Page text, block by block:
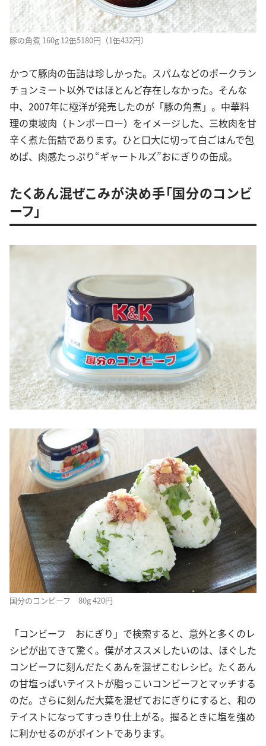
豚の角煮 160g 12缶5180円（1缶432円）
かつて豚肉の缶詰は珍しかった。スパムなどのポークラン
チョンミート以外ではほとんど存在しなかった。そんな
中、2007年に極洋が発売したのが「豚の角煮」。中華料
理の東坡肉（トンポーロー）をイメージした、三枚肉を甘
辛く煮た缶詰であります。ひと口大に切って白ごはんで包
めば、肉感たっぷり“ギャートルズ”おにぎりの缶成。
たくあん混ぜこみが決め手「国分のコンビ
ーフ」
国分のコンビーフ 80g 420円
「コンビーフ おにぎり」で検索すると、意外と多くのレ
シピが出てきて驚く。僕がオススメしたいのは、ほぐした
コンビーフに刻んだたくあんを混ぜこむレシピ。たくあん
の甘塩っぱいテイストが脂っこいコンビーフとマッチする
のだ。さらに刻んだ大葉を混ぜておにぎりにすると、和の
テイストになってすっきり仕上がる。握るときに塩を強め
に利かせるのがポイントであります。